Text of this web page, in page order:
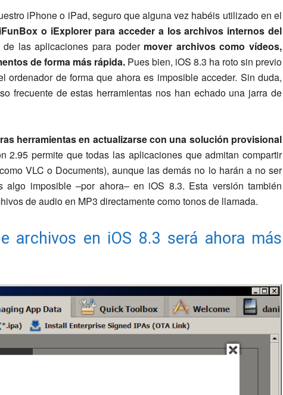
iPhone o iPad, seguro que alguna vez habéis utilizado en el
iFunBox o iExplorer para acceder a los archivos internos del
las aplicaciones para poder mover archivos como vídeos,
de forma más rápida. Pues bien, iOS 8.3 ha roto sin previo
ordenador de forma que ahora es imposible acceder. Sin duda,
frecuente de estas herramientas nos han echado una jarra de
herramientas en actualizarse con una solución provisional
2.95 permite que todas las aplicaciones que admitan compartir
VLC o Documents), aunque las demás no lo harán a no ser
imposible –por ahora– en iOS 8.3. Esta versión también
de audio en MP3 directamente como tonos de llamada.
archivos en iOS 8.3 será ahora más